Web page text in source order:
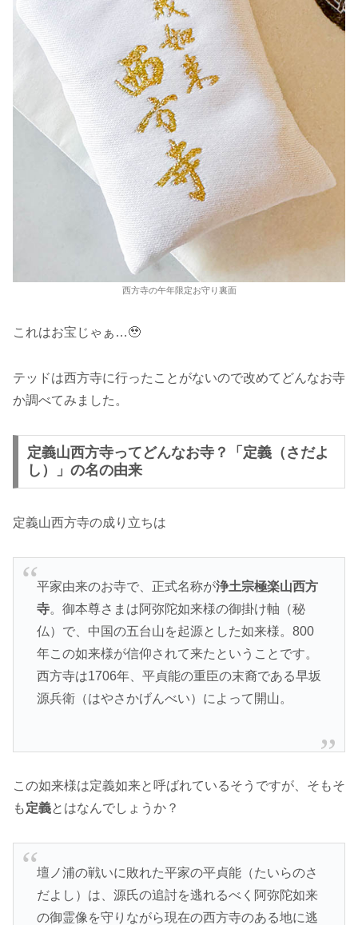
西方寺の午年限定お守り裏面
これはお宝じゃぁ…🥹
テッドは西方寺に行ったことがないので改めてどんなお寺
か調べてみました。
定義山西方寺ってどんなお寺？「定義（さだよ
し）」の名の由来
定義山西方寺の成り立ちは
平家由来のお寺で、正式名称が浄土宗極楽山西方
寺。御本尊さまは阿弥陀如来様の御掛け軸（秘
仏）で、中国の五台山を起源とした如来様。800
年この如来様が信仰されて来たということです。
西方寺は1706年、平貞能の重臣の末裔である早坂
源兵衛（はやさかげんべい）によって開山。
この如来様は定義如来と呼ばれているそうですが、そもそ
も定義とはなんでしょうか？
壇ノ浦の戦いに敗れた平家の平貞能（たいらのさ
だよし）は、源氏の追討を逃れるべく阿弥陀如来
の御霊像を守りながら現在の西方寺のある地に逃